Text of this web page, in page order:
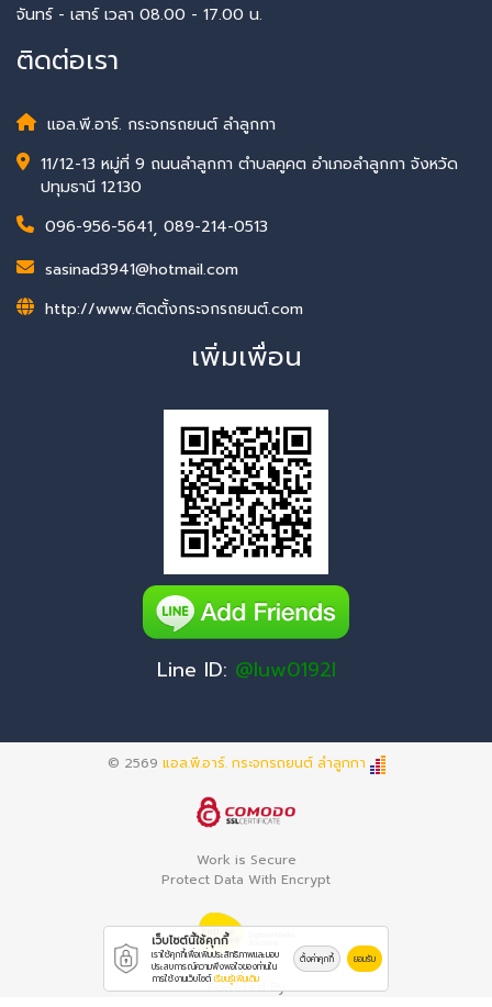
จันทร์ - เสาร์ เวลา 08.00 - 17.00 น.
ติดต่อเรา
แอล.พี.อาร์. กระจกรถยนต์ ลำลูกกา
11/12-13 หมู่ที่ 9 ถนนลำลูกกา ตำบลคูคต อำเภอลำลูกกา จังหวัด
ปทุมธานี 12130
096-956-5641, 089-214-0513
sasinad3941@hotmail.com
http://www.ติดตั้งกระจกรถยนต์.com
เพิ่มเพื่อน
Line ID: @luw0192l
© 2569 แอล.พี.อาร์. กระจกรถยนต์ ลำลูกกา
Work is Secure
Protect Data With Encrypt
Powered By
เว็บไซต์นี้ใช้คุกกี้
เราใช้คุกกี้เพื่อเพิ่มประสิทธิภาพและมอบ
ประสบการณ์ความพึงพอใจของท่านใน
การใช้งานเว็บไซต์เรียนรู้เพิ่มเติม
ตั้งค่าคุกกี้ ยอมรับ